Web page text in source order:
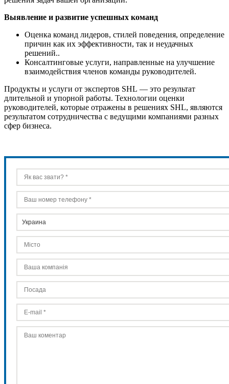
Выявление и развитие успешных команд
Оценка команд лидеров, стилей поведения, определение
причин как их эффективности, так и неудачных
решений..
Консалтинговые услуги, направленные на улучшение
взаимодействия членов команды руководителей.
Продукты и услуги от экспертов SHL — это результат
длительной и упорной работы. Технологии оценки
руководителей, которые отражены в решениях SHL, являются
результатом сотрудничества с ведущими компаниями разных
сфер бизнеса.